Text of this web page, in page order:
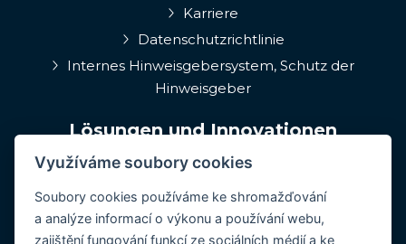
Karriere
Datenschutzrichtlinie
Internes Hinweisgebersystem, Schutz der
Hinweisgeber
Lösungen und Innovationen
EPIQA
Q-Rune
4MulcomNG
Využíváme soubory cookies
Soubory cookies používáme ke shromažďování
a analýze informací o výkonu a používání webu,
zajištění fungování funkcí ze sociálních médií a ke